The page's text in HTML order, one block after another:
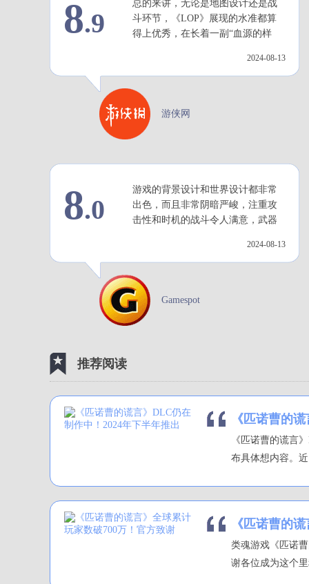
8.9
总的来讲，无论是地图设计还是战
斗环节，《LOP》展现的水准都算
得上优秀，在长着一副“血源的样
的巨大改动却让它很大程度上摆脱
少属于自己的特色。
2024-08-13
游侠网
8.0
游戏的背景设计和世界设计都非常
出色，而且非常阴暗严峻，注重攻
击性和时机的战斗令人满意，武器
尝试，在难度上实现了强有力的渐
2024-08-13
Gamespot
推荐阅读
《匹诺曹的
《匹诺曹的谎言
布具体想内容。
《匹诺曹的
类魂游戏《匹诺
谢各位成为这个